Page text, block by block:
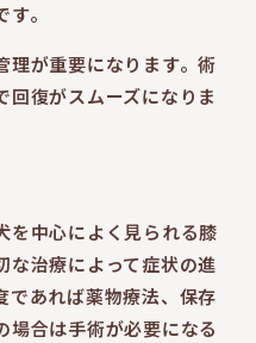
。
理が重要になります。術
回復がスムーズになりま
中心によく見られる膝
な治療によって症状の進
であれば薬物療法、保存
場合は手術が必要になる